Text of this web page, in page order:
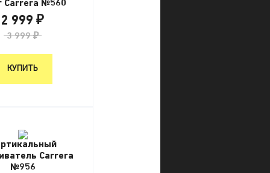
Carrera №560
2 999 ₽
3 999 ₽
КУПИТЬ
Carrera
№956